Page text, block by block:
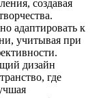
создавая
адаптировать к
учитывая при
дизайн
где